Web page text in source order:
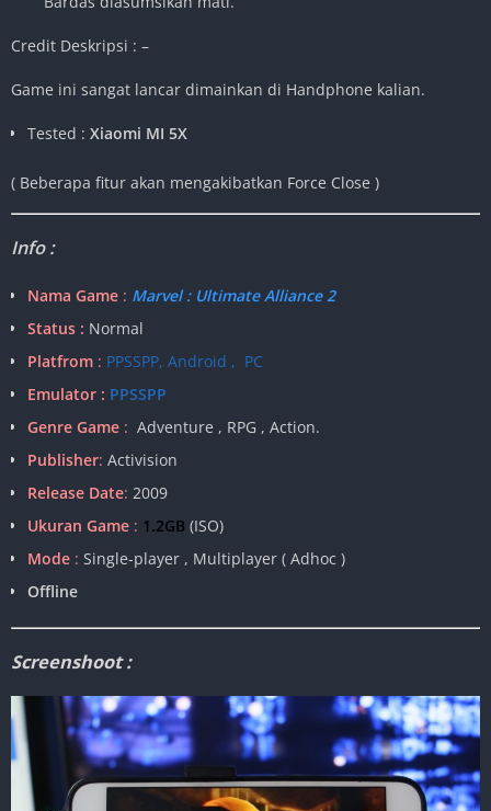
Credit Deskripsi : –
Game ini sangat lancar dimainkan di Handphone kalian.
Tested : Xiaomi MI 5X
( Beberapa fitur akan mengakibatkan Force Close )
Info :
Nama Game : Marvel : Ultimate Alliance 2
Status : Normal
Platfrom : PPSSPP, Android , PC
Emulator : PPSSPP
Genre Game : Adventure , RPG , Action.
Publisher: Activision
Release Date: 2009
Ukuran Game : 1.2GB (ISO)
Mode : Single-player , Multiplayer ( Adhoc )
Offline
Screenshoot :